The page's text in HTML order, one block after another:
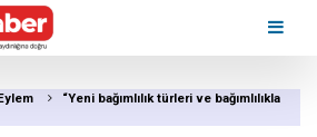
“Yeni bağımlılık türleri ve bağımlılıkla